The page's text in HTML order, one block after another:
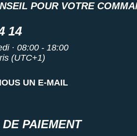
POUR VOTRE
14
· 08:00 - 18:00
(UTC+1)
UN E-MAIL
PAIEMENT